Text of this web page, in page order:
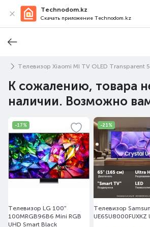
Technodom.kz
Скачать приложение Technodom.kz
Телевизор Xiaomi MI TV OLED Transparent
К сожалению, товара
наличии. Возможно
-17%
Телевизор LG 100"
100MRGB96B6 Mini RGB
UHD Smart Black
-21%
Телевизор
UE65U8000FUXKZ